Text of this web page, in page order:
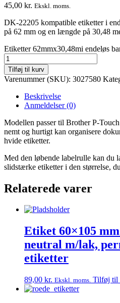
45,00 kr. Ekskl. moms.
DK-22205 kompatible etiketter i
på 62 mm og en længde på 30,48
Etiketter 62mmx30,48mi endeløs
Tilføj til kurv
Varenummer (SKU): 3027580
Beskrivelse
Anmeldelser (0)
Modellen passer til Brother P-
nemt og hurtigt kan organisere
hvide etiketter.
Med den løbende labelrulle kan du
slidstærke etiketter i den størrelse,
Relaterede varer
Etiket 60×105
neutral m/lak,
etiketter
89,00 kr. Ekskl. moms. Tilføj til